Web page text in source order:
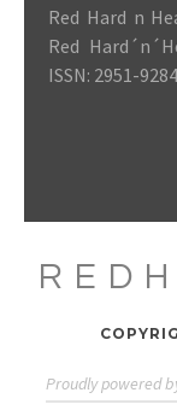
Red Hard n
Red
ISSN: 2951-9284
Proudly powered